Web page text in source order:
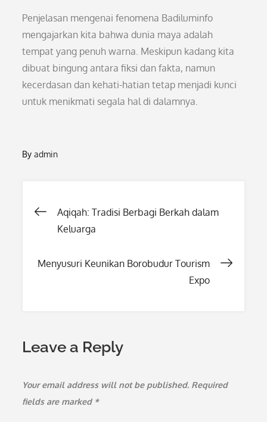
Penjelasan mengenai fenomena Badiluminfo
mengajarkan kita bahwa dunia maya adalah
tempat yang penuh warna. Meskipun kadang kita
dibuat bingung antara fiksi dan fakta, namun
kecerdasan dan kehati-hatian tetap menjadi kunci
untuk menikmati segala hal di dalamnya.
Byadmin
Post
Aqiqah: Tradisi Berbagi Berkah dalam
Keluarga
Menyusuri Keunikan Borobudur Tourism
Expo
Leave a Reply
Your email address will not be published. Required
fields are marked *